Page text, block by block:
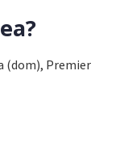
(dom), Premier